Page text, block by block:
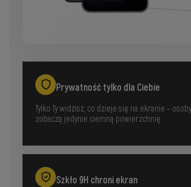
Prywatność tylko dla Ciebie
Tylko Ty widzisz, co dzieje się na ekranie –
zobaczą jedynie ciemną powierzchnię.
Szkło 9H chroni ekran